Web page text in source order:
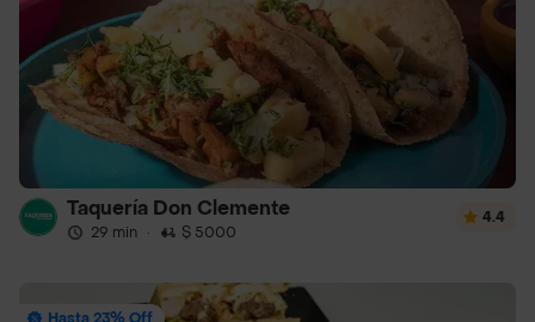
Taquería Don Clemente
29 min · $ 5000
4.4